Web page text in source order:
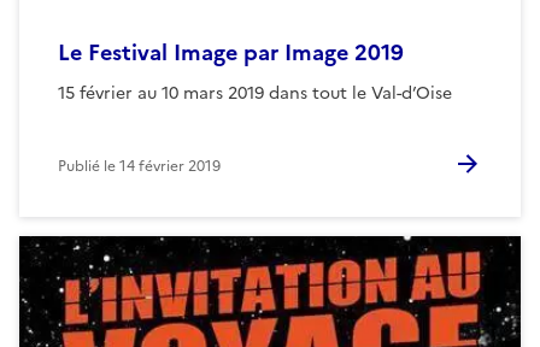
Le Festival Image par Image 2019
15 février au 10 mars 2019 dans tout le Val-d’Oise
Publié le14 février 2019